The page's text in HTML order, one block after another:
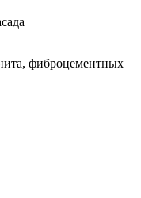
фиброцементных